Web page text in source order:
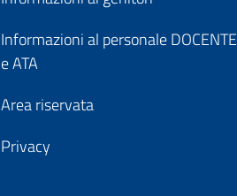
Informazioni al personale DOCENTE
e ATA
Area riservata
Privacy